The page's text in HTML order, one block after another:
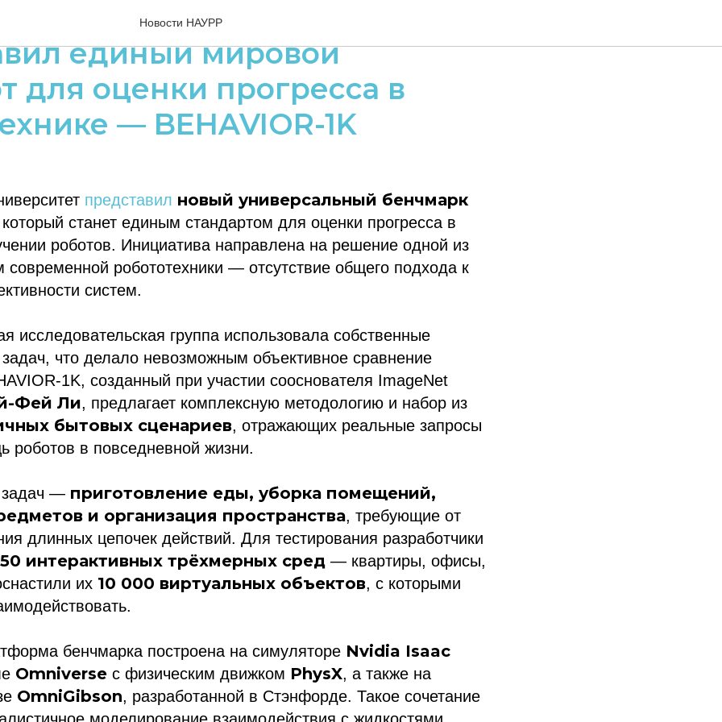
Новости НАУРР
университет
единый мировой
для оценки прогресса в
— BEHAVIOR-1K
представил новый универсальный бенчмарк
станет единым стандартом для оценки прогресса в
роботов. Инициатива направлена на решение одной из
современной робототехники — отсутствие общего подхода к
систем.
исследовательская группа использовала собственные
что делало невозможным объективное сравнение
1K, созданный при участии сооснователя ImageNet
Фей Ли, предлагает комплексную методологию и набор из
бытовых сценариев, отражающих реальные запросы
роботов в повседневной жизни.
задач — приготовление еды, уборка помещений,
и организация пространства, требующие от
длинных цепочек действий. Для тестирования разработчики
интерактивных трёхмерных сред — квартиры, офисы,
их 10 000 виртуальных объектов, с которыми
бенчмарка построена на симуляторе Nvidia Isaac
Omniverse с физическим движком PhysX, а также на
OmniGibson, разработанной в Стэнфорде. Такое сочетание